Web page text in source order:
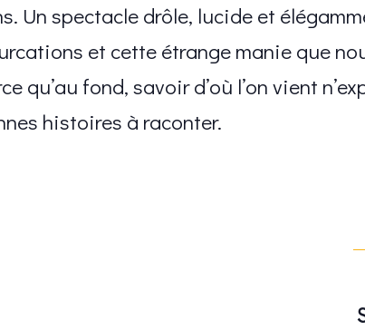
Un spectacle drôle, lucide et
et cette étrange manie que
qu’au fond, savoir d’où l’on vient
histoires à raconter.